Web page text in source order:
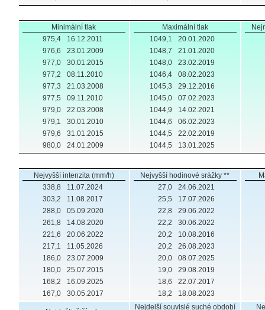
Minimální tlak
975,4
16.12.2011
976,6
23.01.2009
977,0
30.01.2015
977,2
08.11.2010
977,3
21.03.2008
977,5
09.11.2010
979,0
22.03.2008
979,1
30.01.2010
979,6
31.01.2015
980,0
24.01.2009
Maximální tlak
1049,1
20.01.2020
1048,7
21.01.2020
1048,0
23.02.2019
1046,4
08.02.2023
1045,3
29.12.2016
1045,0
07.02.2023
1044,9
14.02.2021
1044,6
06.02.2023
1044,5
22.02.2019
1044,5
13.01.2025
Nejvyšší intenzita (mm/h)
338,8
11.07.2024
303,2
11.08.2017
288,0
05.09.2020
261,8
14.08.2020
221,6
20.06.2022
217,1
11.05.2026
186,0
23.07.2009
180,0
25.07.2015
168,2
16.09.2025
167,0
30.05.2017
Nejvyšší hodinové srážky **
27,0
24.06.2021
25,5
17.07.2026
22,8
29.06.2022
22,2
30.06.2022
20,2
10.08.2016
20,2
26.08.2023
20,0
08.07.2025
19,0
29.08.2019
18,6
22.07.2017
18,2
18.08.2023
Nejdelší souvislé suché období